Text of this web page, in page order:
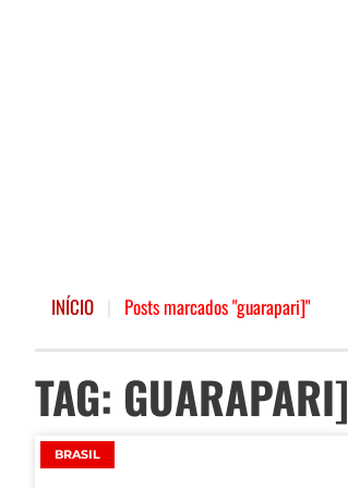
INÍCIO Posts marcados "guarapari]"
TAG: GUARAPARI]
BRASIL